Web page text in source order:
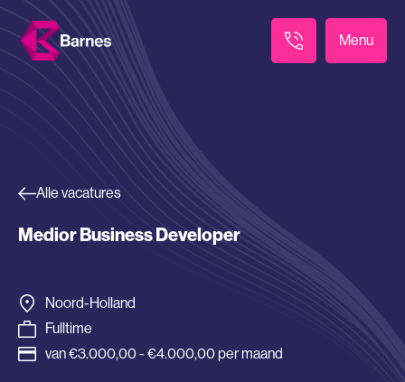
Menu
Alle vacatures
Medior Business Developer
Noord-Holland
Fulltime
van €3.000,00 - €4.000,00 per maand